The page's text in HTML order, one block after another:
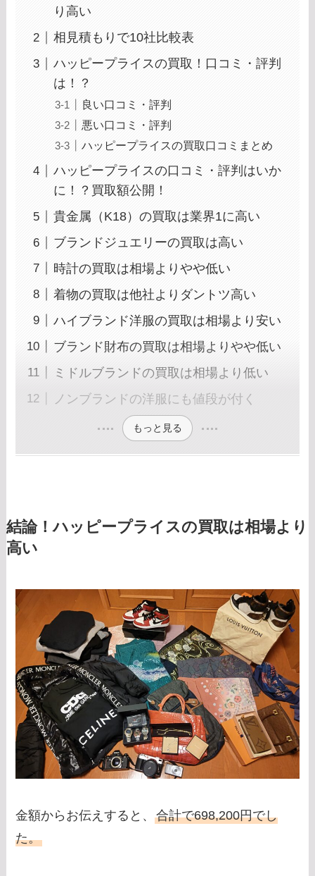
り高い
相見積もりで10社比較表
ハッピープライスの買取！口コミ・評判
は！？
良い口コミ・評判
悪い口コミ・評判
ハッピープライスの買取口コミまとめ
ハッピープライスの口コミ・評判はいか
に！？買取額公開！
貴金属（K18）の買取は業界1に高い
ブランドジュエリーの買取は高い
時計の買取は相場よりやや低い
着物の買取は他社よりダントツ高い
ハイブランド洋服の買取は相場より安い
ブランド財布の買取は相場よりやや低い
ミドルブランドの買取は相場より低い
ノンブランドの洋服にも値段が付く
もっと見る
結論！ハッピープライスの買取は相場より
高い
金額からお伝えすると、合計で698,200円でし
た。